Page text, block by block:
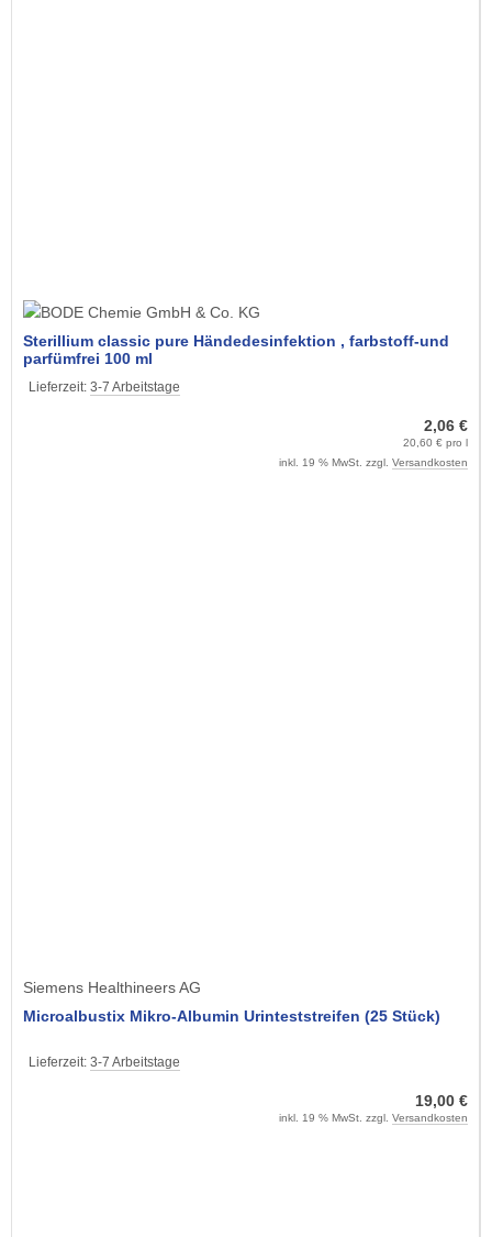
Sterillium classic pure Händedesinfektion , farbstoff-und
parfümfrei 100 ml
Lieferzeit: 3-7 Arbeitstage
2,06 €
20,60 € pro l
inkl. 19 % MwSt. zzgl. Versandkosten
Siemens Healthineers AG
Microalbustix Mikro-Albumin Urinteststreifen (25 Stück)
Lieferzeit: 3-7 Arbeitstage
19,00 €
inkl. 19 % MwSt. zzgl. Versandkosten